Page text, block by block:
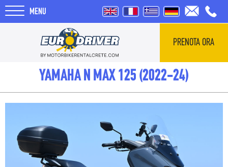
MENU
PRENOTA ORA
NOLEGGI
CHI SIAMO
RECENSIONI
YAMAHA N MAX 125 (2022-24)